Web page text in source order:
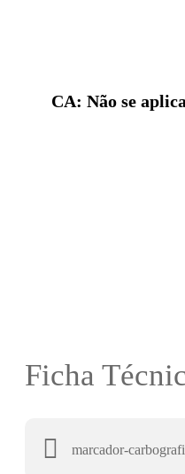
CA: Não se aplica
Ficha
marcador-